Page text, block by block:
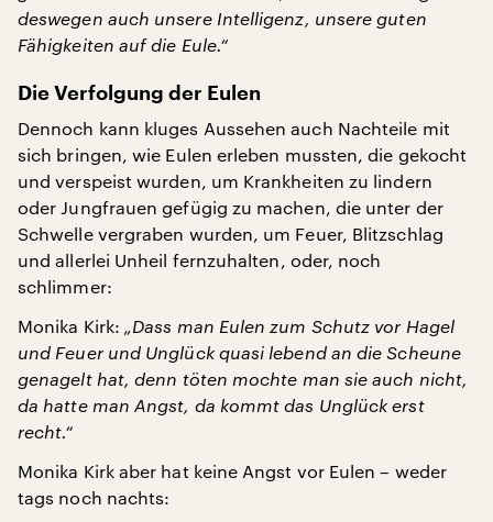
deswegen auch unsere Intelligenz, unsere guten
Fähigkeiten auf die Eule.“
Die Verfolgung der Eulen
Dennoch kann kluges Aussehen auch Nachteile mit
sich bringen, wie Eulen erleben mussten, die gekocht
und verspeist wurden, um Krankheiten zu lindern
oder Jungfrauen gefügig zu machen, die unter der
Schwelle vergraben wurden, um Feuer, Blitzschlag
und allerlei Unheil fernzuhalten, oder, noch
schlimmer:
Monika Kirk: „Dass man Eulen zum Schutz vor Hagel
und Feuer und Unglück quasi lebend an die Scheune
genagelt hat, denn töten mochte man sie auch nicht,
da hatte man Angst, da kommt das Unglück erst
recht.“
Monika Kirk aber hat keine Angst vor Eulen – weder
tags noch nachts: